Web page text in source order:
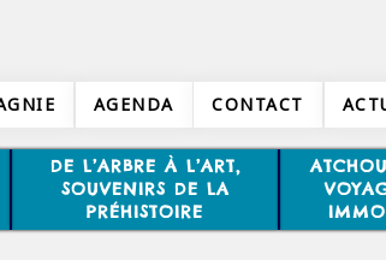
AGENDA CONTACT
DE L’ARBRE À L’ART,
SOUVENIRS DE LA
PRÉHISTOIRE